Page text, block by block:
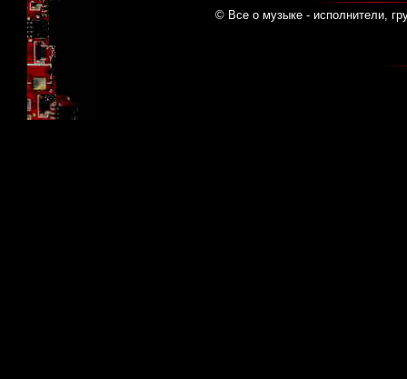
© Все о музыке - исполнители,